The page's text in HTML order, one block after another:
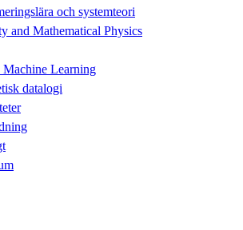
och systemteori
and Mathematical Physics
Machine Learning
datalogi